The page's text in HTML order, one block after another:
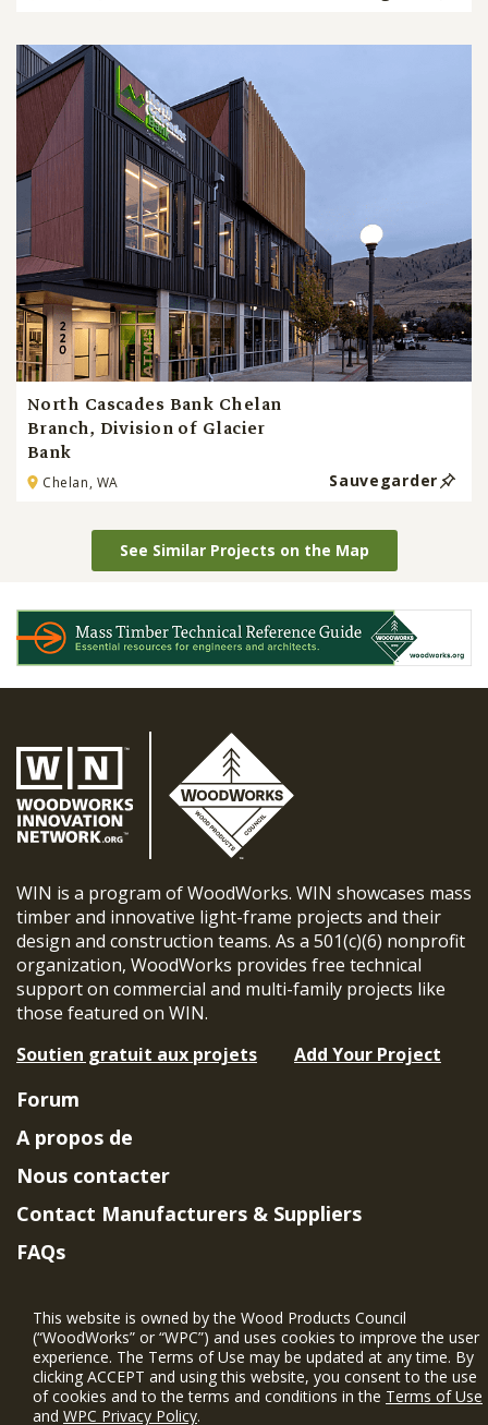
North Cascades Bank Chelan
Branch, Division of Glacier
Bank
Chelan, WA Sauvegarder
See Similar Projects on the Map
WIN is a program of WoodWorks. WIN showcases mass
timber and innovative light-frame projects and their
design and construction teams. As a 501(c)(6) nonprofit
organization, WoodWorks provides free technical
support on commercial and multi-family projects like
those featured on WIN.
Soutien gratuit aux projets
Add Your Project
Forum
A propos de
Nous contacter
Contact Manufacturers & Suppliers
FAQs
Project Eligibility Requirements
Politique de confidentialité| Conditions
d'utilisation
This website is owned by the Wood Products Council
(“WoodWorks” or “WPC”) and uses cookies to improve the user
experience. The Terms of Use may be updated at any time. By
clicking ACCEPT and using this website, you consent to the use
of cookies and to the terms and conditions in the Terms of Use
and WPC Privacy Policy.